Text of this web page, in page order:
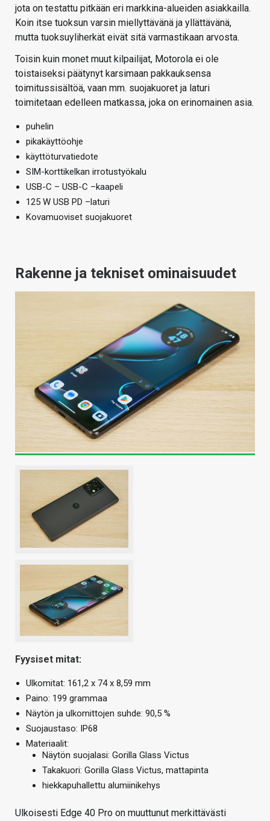
jota on testattu pitkään eri markkina-alueiden asiakkailla.
Koin itse tuoksun varsin miellyttävänä ja yllättävänä,
mutta tuoksuyliherkät eivät sitä varmastikaan arvosta.
Toisin kuin monet muut kilpailijat, Motorola ei ole
toistaiseksi päätynyt karsimaan pakkauksensa
toimitussisältöä, vaan mm. suojakuoret ja laturi
toimitetaan edelleen matkassa, joka on erinomainen asia.
puhelin
pikakäyttöohje
käyttöturvatiedote
SIM-korttikelkan irrotustyökalu
USB-C – USB-C –kaapeli
125 W USB PD –laturi
Kovamuoviset suojakuoret
Rakenne ja tekniset ominaisuudet
Fyysiset mitat:
Ulkomitat: 161,2 x 74 x 8,59 mm
Paino: 199 grammaa
Näytön ja ulkomittojen suhde: 90,5 %
Suojaustaso: IP68
Materiaalit:
Näytön suojalasi: Gorilla Glass Victus
Takakuori: Gorilla Glass Victus, mattapinta
hiekkapuhallettu alumiinikehys
Ulkoisesti Edge 40 Pro on muuttunut merkittävästi